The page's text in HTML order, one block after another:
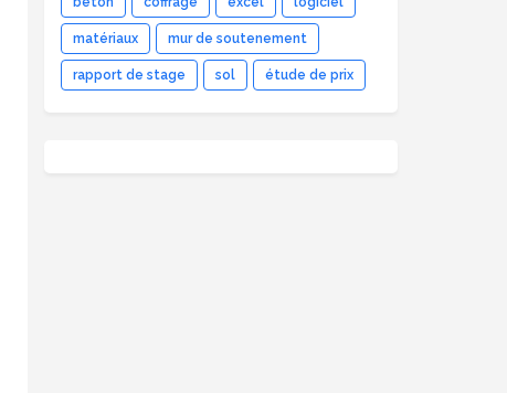
matériaux mur de soutenement
rapport de stage sol étude de prix